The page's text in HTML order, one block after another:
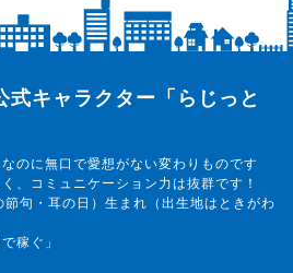
式キャラクター「らじっと
のに無口で愛想がない変わりものです
、コミュニケーション力は抜群です！
句・耳の日）生まれ（出生地はときがわ
稼ぐ」